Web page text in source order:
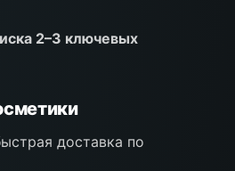
2–3 ключевых
доставка по